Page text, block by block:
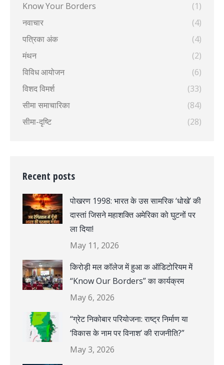
Know Your Borders
(1)
नवाचार
(4)
पत्रिका अंक
(4)
मंथन
(2)
विविध आयोजन
(6)
विशद विमर्श
(33)
सीमा समाचारिका
(84)
सीमा-दृष्टि
(28)
Recent posts
पोखरण 1998: भारत के उस सामरिक ‘धोखे’ की
दास्तां जिसने महाशक्ति अमेरिका को घुटनों पर
ला दिया!
May 11, 2026
किरोड़ी मल कॉलेज में हुआ क ऑडिटोरियम में
“Know Our Borders” का कार्यक्रम
May 6, 2026
“ग्रेट निकोबार परियोजना: राष्ट्र निर्माण या
‘विकास के नाम पर विनाश’ की राजनीति?”
May 3, 2026